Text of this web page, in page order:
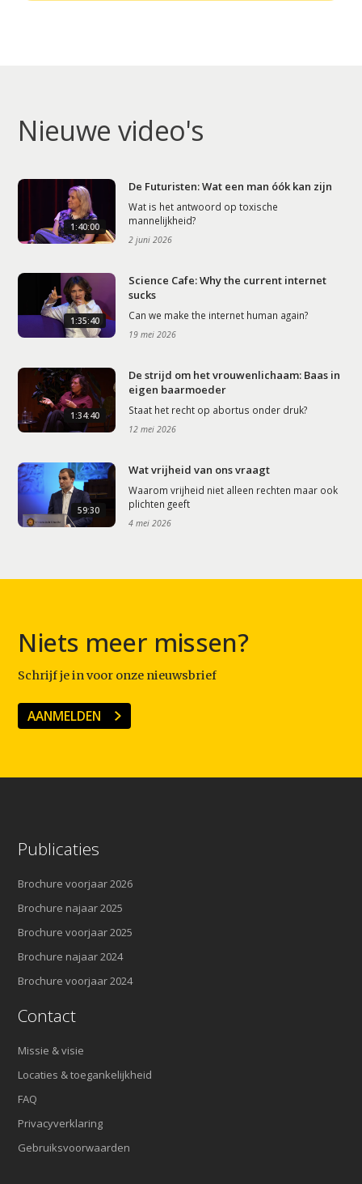
Nieuwe video's
1:40:00
De Futuristen: Wat een man óók kan zijn
Wat is het antwoord op toxische
mannelijkheid?
2 juni 2026
1:35:40
Science Cafe: Why the current internet
sucks
Can we make the internet human again?
19 mei 2026
1:34:40
De strijd om het vrouwenlichaam: Baas in
eigen baarmoeder
Staat het recht op abortus onder druk?
12 mei 2026
59:30
Wat vrijheid van ons vraagt
Waarom vrijheid niet alleen rechten maar ook
plichten geeft
4 mei 2026
Niets meer missen?
Schrijf je in voor onze nieuwsbrief
AANMELDEN
Publicaties
Brochure voorjaar 2026
Brochure najaar 2025
Brochure voorjaar 2025
Brochure najaar 2024
Brochure voorjaar 2024
Contact
Missie & visie
Locaties & toegankelijkheid
FAQ
Privacyverklaring
Gebruiksvoorwaarden